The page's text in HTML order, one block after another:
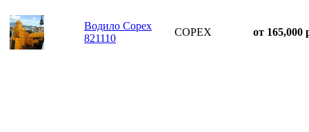
Водило Copex
821110
COPEX от 165,000